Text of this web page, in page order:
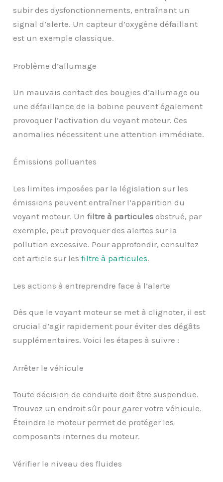
subir des dysfonctionnements, entraînant un
signal d’alerte. Un capteur d’oxygène défaillant
est un exemple classique.
Problème d’allumage
Un mauvais contact des bougies d’allumage ou
une défaillance de la bobine peuvent également
provoquer l’activation du voyant moteur. Ces
anomalies nécessitent une attention immédiate.
Émissions polluantes
Les limites imposées par la législation sur les
émissions peuvent entraîner l’apparition du
voyant moteur. Unfiltre à particules obstrué, par
exemple, peut provoquer des alertes sur la
pollution excessive. Pour approfondir, consultez
cet article sur lesfiltre à particules.
Les actions à entreprendre face à l’alerte
Dès que le voyant moteur se met à clignoter, il est
crucial d’agir rapidement pour éviter des dégâts
supplémentaires. Voici les étapes à suivre :
Arrêter le véhicule
Toute décision de conduite doit être suspendue.
Trouvez un endroit sûr pour garer votre véhicule.
Éteindre le moteur permet de protéger les
composants internes du moteur.
Vérifier le niveau des fluides